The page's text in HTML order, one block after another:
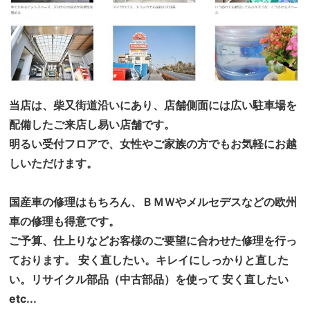
当店は、柴又街道沿いにあり、店舗側面には広い駐車場を
配備したご来店し易い店舗です。
明るい受付フロアで、女性やご家族の方でもお気軽にお越
しいただけます。
国産車の修理はもちろん、ＢＭＷやメルセデスなどの欧州
車の修理も得意です。
ご予算、仕上りなどお客様のご要望に合わせた修理を行っ
ております。 安く直したい。キレイにしっかりと直した
い。リサイクル部品（中古部品）を使って 安く直したい
etc...